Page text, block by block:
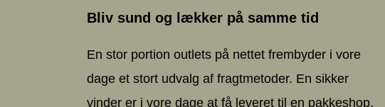
Bliv sund og lækker på samme tid
En stor portion outlets på nettet frembyder i vore
dage et stort udvalg af fragtmetoder. En sikker
vinder er i vore dage at få leveret til en pakkeshop,